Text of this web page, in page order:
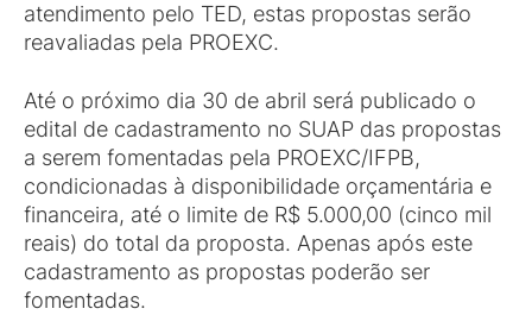
atendimento pelo TED, estas propostas serão
reavaliadas pela PROEXC.
Até o próximo dia 30 de abril será publicado o
edital de cadastramento no SUAP das propostas
a serem fomentadas pela PROEXC/IFPB,
condicionadas à disponibilidade orçamentária e
financeira, até o limite de R$ 5.000,00 (cinco mil
reais) do total da proposta. Apenas após este
cadastramento as propostas poderão ser
fomentadas.